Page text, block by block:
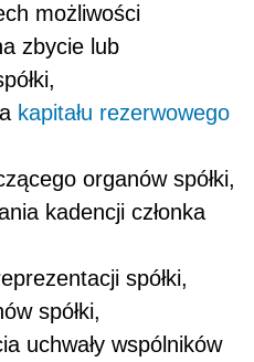
możliwości
zbycie lub
kapitału rezerwowego
organów spółki,
kadencji członka
spółki,
spółki,
uchwały wspólników